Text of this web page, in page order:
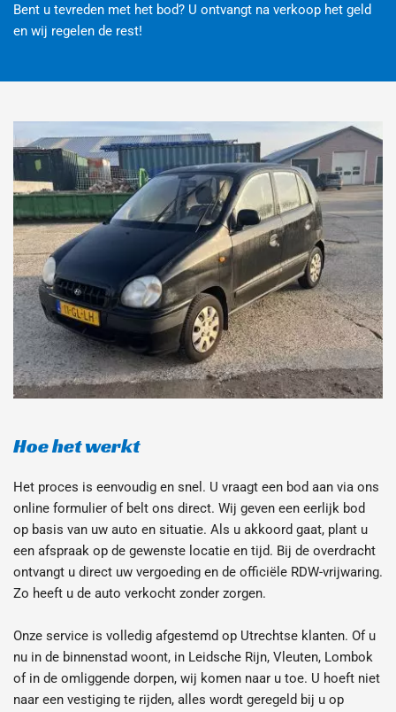
Bent u tevreden met het bod? U ontvangt na verkoop het geld
en wij regelen de rest!
Hoe het werkt
Het proces is eenvoudig en snel. U vraagt een bod aan via ons
online formulier of belt ons direct. Wij geven een eerlijk bod
op basis van uw auto en situatie. Als u akkoord gaat, plant u
een afspraak op de gewenste locatie en tijd. Bij de overdracht
ontvangt u direct uw vergoeding en de officiële RDW-vrijwaring.
Zo heeft u de auto verkocht zonder zorgen.
Onze service is volledig afgestemd op Utrechtse klanten. Of u
nu in de binnenstad woont, in Leidsche Rijn, Vleuten, Lombok
of in de omliggende dorpen, wij komen naar u toe. U hoeft niet
naar een vestiging te rijden, alles wordt geregeld bij u op